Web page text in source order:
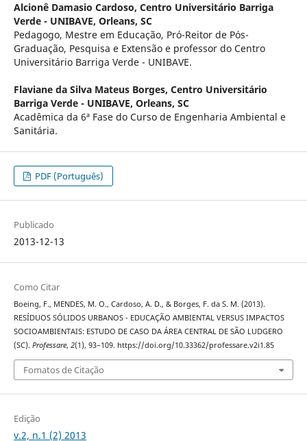
Alcionê Damasio Cardoso, Centro Universitário Barriga
Verde - UNIBAVE, Orleans, SC
Pedagogo, Mestre em Educação, Pró-Reitor de Pós-
Graduação, Pesquisa e Extensão e professor do Centro
Universitário Barriga Verde - UNIBAVE.
Flaviane da Silva Mateus Borges, Centro Universitário
Barriga Verde - UNIBAVE, Orleans, SC
Acadêmica da 6ª Fase do Curso de Engenharia Ambiental e
Sanitária.
PDF (Português)
Publicado
2013-12-13
Como Citar
Boeing, F., MENDES, M. O., Cardoso, A. D., & Borges, F. da S. M. (2013).
RESÍDUOS SÓLIDOS URBANOS - EDUCAÇÃO AMBIENTAL VERSUS IMPACTOS
SOCIOAMBIENTAIS: ESTUDO DE CASO DA ÁREA CENTRAL DE SÃO LUDGERO
(SC). Professare, 2(1), 93–109. https://doi.org/10.33362/professare.v2i1.85
Fomatos de Citação
Edição
v.2, n.1 (2) 2013